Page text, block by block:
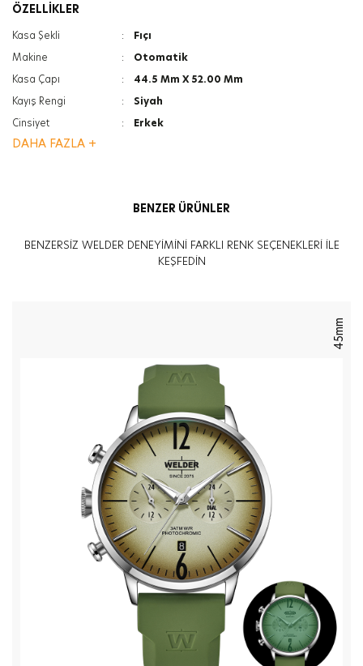
ÖZELLİKLER
Kasa Şekli :
Fıçı
Makine
:
Otomatik
Kasa Çapı
:
44.5 Mm X 52.00 Mm
Kayış Rengi
:
Siyah
Cinsiyet
:
Erkek
Kasa Rengi
Mineral
16.6Mm
DAHA FAZLA +
BENZER ÜRÜNLER
BENZERSİZ WELDER DENEYİMİNİ FARKLI RENK SEÇENEKLERİ İLE
KEŞFEDİN
45mm